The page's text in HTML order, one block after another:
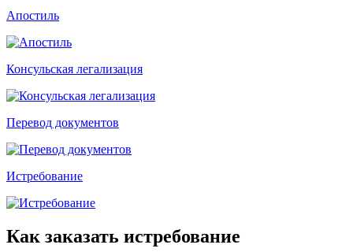
Апостиль
Консульская легализация
Перевод документов
Истребование
Как заказать истребование